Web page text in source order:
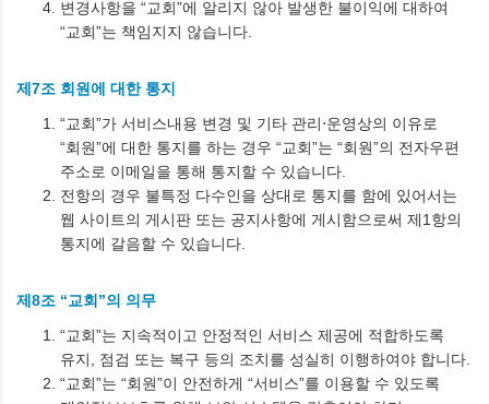
변경사항을 “교회”에 알리지 않아 발생한 불이익에 대하여
“교회”는 책임지지 않습니다.
제7조 회원에 대한 통지
“교회”가 서비스내용 변경 및 기타 관리⋅운영상의 이유로
“회원”에 대한 통지를 하는 경우 “교회”는 “회원”의 전자우편
주소로 이메일을 통해 통지할 수 있습니다.
전항의 경우 불특정 다수인을 상대로 통지를 함에 있어서는
웹 사이트의 게시판 또는 공지사항에 게시함으로써 제1항의
통지에 갈음할 수 있습니다.
제8조 “교회”의 의무
“교회”는 지속적이고 안정적인 서비스 제공에 적합하도록
유지, 점검 또는 복구 등의 조치를 성실히 이행하여야 합니다.
“교회”는 “회원”이 안전하게 “서비스”를 이용할 수 있도록